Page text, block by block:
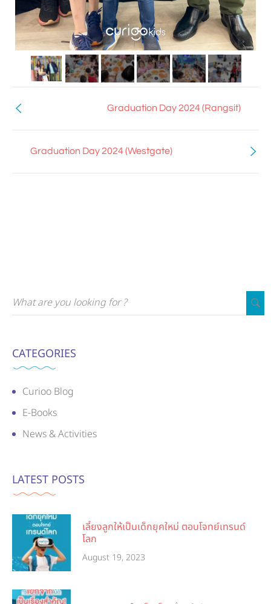
Graduation Day 2024 (Westgate)
Graduation Day 2024 (Rangsit)
CATEGORIES
Curioo Blog
E-Books
News & Activities
LATEST POSTS
เลี้ยงลูกให้เป็นเด็กยุคใหม่ ตอบโจทย์เทรนด์
โลก
August 19, 2023